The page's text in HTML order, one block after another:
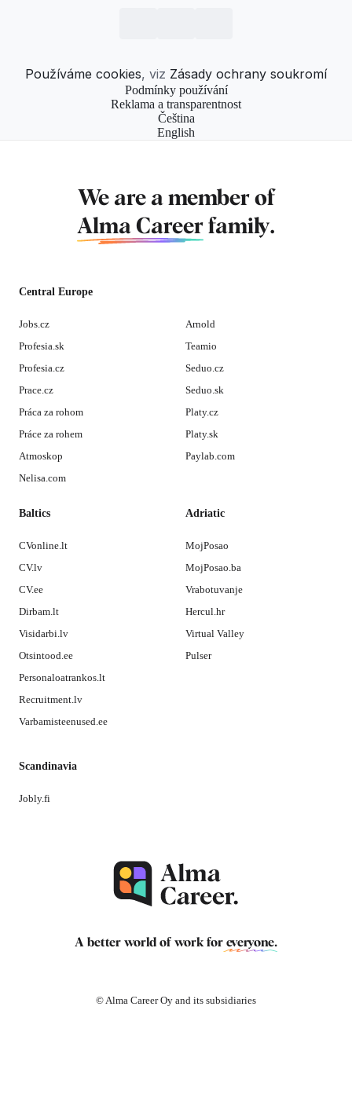
Používáme cookies, viz Zásady ochrany soukromí
Podmínky používání
Reklama a transparentnost
Čeština
English
We are a member of
Alma Career family.
Central Europe
Jobs.cz
Profesia.sk
Profesia.cz
Prace.cz
Práca za rohom
Práce za rohem
Atmoskop
Nelisa.com
Arnold
Teamio
Seduo.cz
Seduo.sk
Platy.cz
Platy.sk
Paylab.com
Baltics
CVonline.lt
CV.lv
CV.ee
Dirbam.lt
Visidarbi.lv
Otsintood.ee
Personaloatrankos.lt
Recruitment.lv
Varbamisteenused.ee
Adriatic
MojPosao
MojPosao.ba
Vrabotuvanje
Hercul.hr
Virtual Valley
Pulser
Scandinavia
Jobly.fi
A better world of work for everyone.
© Alma Career Oy and its subsidiaries